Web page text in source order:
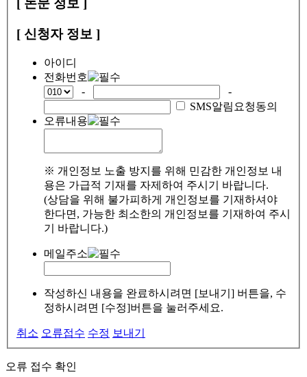
[ 논문 정보 ]
[ 신청자 정보 ]
아이디
전화번호
-
-
SMS알림요청동의
오류내용
※ 개인정보 노출 방지를 위해 민감한 개인정보 내
용은 가급적 기재를 자제하여 주시기 바랍니다.
(상담을 위해 불가피하게 개인정보를 기재하셔야
한다면, 가능한 최소한의 개인정보를 기재하여 주시
기 바랍니다.)
메일주소
작성하신 내용을 완료하시려면 [보내기] 버튼을, 수
정하시려면 [수정]버튼을 눌러주세요.
취소 오류접수 수정 보내기
오류 접수 확인